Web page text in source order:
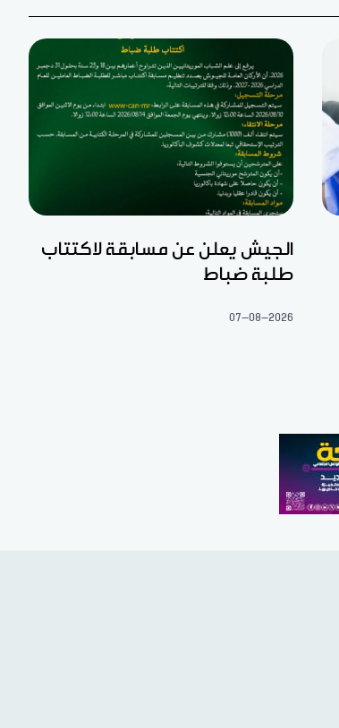
الجيش يعلن عن مسابقة لاكتتاب
طلبة ضباط
07-08-2026